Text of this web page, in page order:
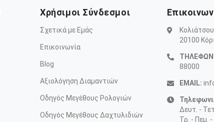
Χρήσιμοι Σύνδεσμοι
Σχετικά με Εμάς
Επικοινωνία
Blog
Αξιολόγηση Διαμαντιών
Οδηγός Μεγέθους Ρολογιών
Οδηγός Μεγέθους Δαχτυλιδιών
20100
88000
EMAIL:
Δευτ. -
Τρ. - Πεμ.